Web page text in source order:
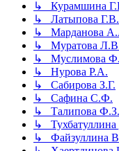
↳ Курамшина
↳ Латыпова Г.В.
↳ Марданова
↳ Муратова
↳ Муслимова
↳ Нурова Р.А.
↳ Сабирова З.Г.
↳ Сафина С.Ф.
↳ Талипова Ф.З.
↳ Тухбатуллина
↳ Файзуллина